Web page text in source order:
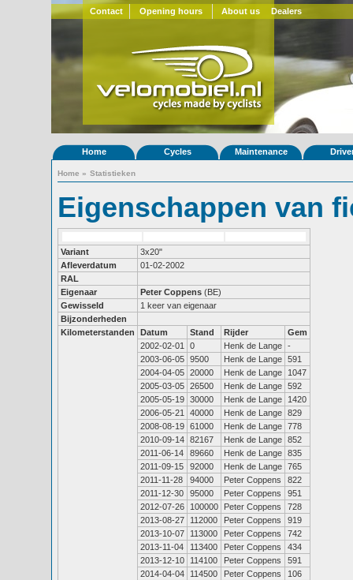
Contact Opening hours About us Dealers
Home Cycles Maintenance
Home » Statistieken
Eigenschappen van
Variant
3x20"
Afleverdatum
01-02-2002
RAL
Eigenaar
Peter Coppens (BE)
Gewisseld
1 keer van eigenaar
Bijzonderheden
Kilometerstanden
Datum Stand Rijder
Gem
2002-02-01
0 Henk de Lange -
2003-06-05 9500 Henk de Lange 591
2004-04-05 20000 Henk de Lange
1047
2005-03-05 26500 Henk de Lange 592
2005-05-19 30000 Henk de Lange
1420
2006-05-21
40000 Henk de Lange 829
2008-08-19 61000 Henk de Lange 778
2010-09-14 82167 Henk de Lange 852
2011-06-14
89660 Henk de Lange 835
2011-09-15
92000 Henk de Lange 765
2011-11-28
94000 Peter Coppens
822
2011-12-30
95000 Peter Coppens
951
2012-07-26
100000 Peter Coppens
728
2013-08-27
112000 Peter Coppens
919
2013-10-07
113000 Peter Coppens
742
2013-11-04
113400 Peter Coppens
434
2013-12-10
114100 Peter Coppens
591
2014-04-04
114500 Peter Coppens
106